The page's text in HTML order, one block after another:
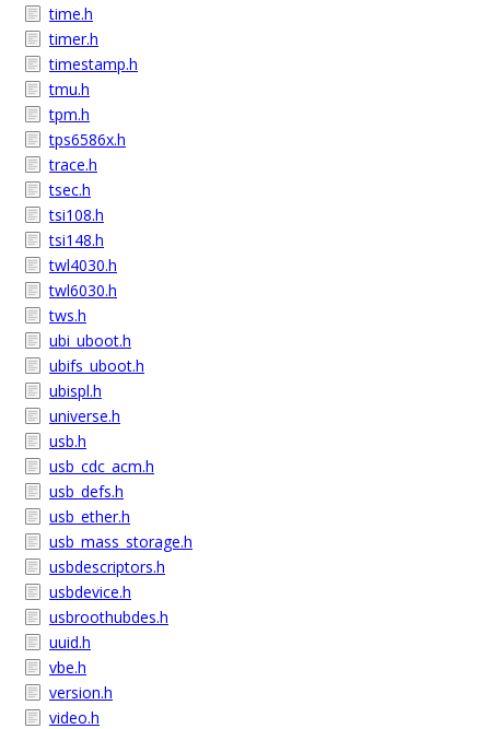
time.h
timer.h
timestamp.h
tmu.h
tpm.h
tps6586x.h
trace.h
tsec.h
tsi108.h
tsi148.h
twl4030.h
twl6030.h
tws.h
ubi_uboot.h
ubifs_uboot.h
ubispl.h
universe.h
usb.h
usb_cdc_acm.h
usb_defs.h
usb_ether.h
usb_mass_storage.h
usbdescriptors.h
usbdevice.h
usbroothubdes.h
uuid.h
vbe.h
version.h
video.h